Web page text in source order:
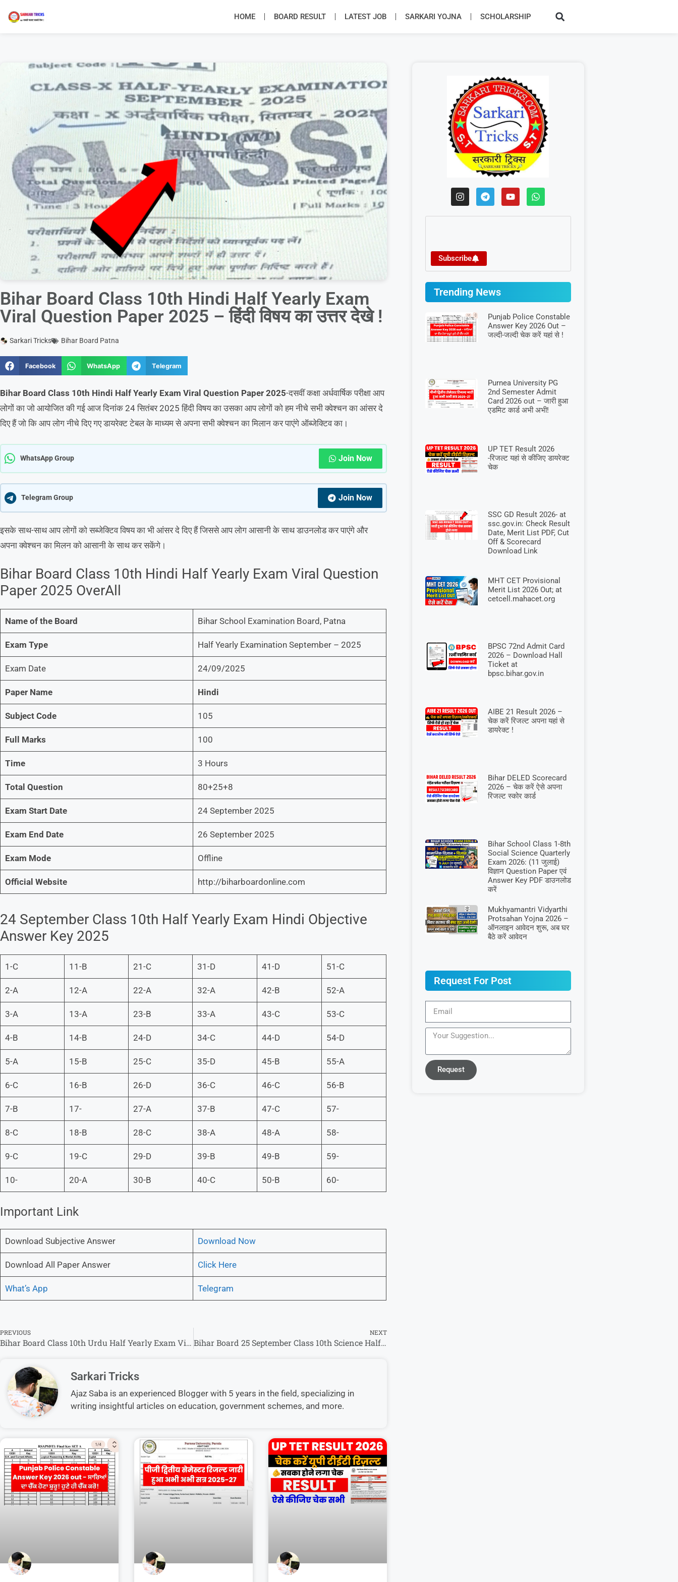
HOME BOARD RESULT LATEST JOB SARKARI YOJNA SCHOLARSHIP
Bihar Board Class 10th Hindi Half Yearly Exam
Viral Question Paper 2025 – हिंदी विषय का उत्तर देखे !
Sarkari Tricks Bihar Board Patna
Facebook WhatsApp Telegram
Bihar Board Class 10th Hindi Half Yearly Exam Viral Question Paper 2025-दसवीं कक्षा अर्धवार्षिक परीक्षा आप
लोगों का जो आयोजित की गई आज दिनांक 24 सितंबर 2025 हिंदी विषय का उसका आप लोगों को हम नीचे सभी क्वेश्चन का आंसर दे
दिए हैं जो कि आप लोग नीचे दिए गए डायरेक्ट टेबल के माध्यम से अपना सभी क्वेश्चन का मिलान कर पाएंगे ऑब्जेक्टिव का।
WhatsApp Group Join Now
Telegram Group Join Now
इसके साथ-साथ आप लोगों को सब्जेक्टिव विषय का भी आंसर दे दिए हैं जिससे आप लोग आसानी के साथ डाउनलोड कर पाएंगे और
अपना क्वेश्चन का मिलन को आसानी के साथ कर सकेंगे।
Bihar Board Class 10th Hindi Half Yearly Exam Viral Question
Paper 2025 OverAll
Name of the Board Bihar School Examination Board, Patna
Exam Type Half Yearly Examination September – 2025
Exam Date 24/09/2025
Paper Name Hindi
Subject Code 105
Full Marks 100
Time 3 Hours
Total Question 80+25+8
Exam Start Date 24 September 2025
Exam End Date 26 September 2025
Exam Mode Offline
Official Website http://biharboardonline.com
24 September Class 10th Half Yearly Exam Hindi Objective
Answer Key 2025
1-C 11-B 21-C 31-D 41-D 51-C
2-A 12-A 22-A 32-A 42-B 52-A
3-A 13-A 23-B 33-A 43-C 53-C
4-B 14-B 24-D 34-C 44-D 54-D
5-A 15-B 25-C 35-D 45-B 55-A
6-C 16-B 26-D 36-C 46-C 56-B
7-B 17- 27-A 37-B 47-C 57-
8-C 18-B 28-C 38-A 48-A 58-
9-C 19-C 29-D 39-B 49-B 59-
10- 20-A 30-B 40-C 50-B 60-
Important Link
Download Subjective Answer Download Now
Download All Paper Answer Click Here
What’s App Telegram
PREVIOUS
Bihar Board Class 10th Urdu Half Yearly Exam Viral Question Paper 2025 – उर्दू विषय का उत्तर देखे !
NEXT
Bihar Board 25 September Class 10th Science Half Yearly Exam Paper 2025 – वायरल क्वेश्चन आंसर यहां से देखें
Sarkari Tricks
Ajaz Saba is an experienced Blogger with 5 years in the field, specializing in
writing insightful articles on education, government schemes, and more.
Subscribe
Trending News
Punjab Police Constable
Answer Key 2026 Out –
जल्दी-जल्दी चेक करें यहां से !
Purnea University PG
2nd Semester Admit
Card 2026 out – जारी हुआ
एडमिट कार्ड अभी अभी!
UP TET Result 2026
-रिजल्ट यहां से कीजिए डायरेक्ट
चेक
SSC GD Result 2026- at
ssc.gov.in: Check Result
Date, Merit List PDF, Cut
Off & Scorecard
Download Link
MHT CET Provisional
Merit List 2026 Out; at
cetcell.mahacet.org
BPSC 72nd Admit Card
2026 – Download Hall
Ticket at
bpsc.bihar.gov.in
AIBE 21 Result 2026 –
चेक करें रिजल्ट अपना यहां से
डायरेक्ट !
Bihar DELED Scorecard
2026 – चेक करें ऐसे अपना
रिजल्ट स्कोर कार्ड
Bihar School Class 1-8th
Social Science Quarterly
Exam 2026: (11 जुलाई)
विज्ञान Question Paper एवं
Answer Key PDF डाउनलोड
करें
Mukhyamantri Vidyarthi
Protsahan Yojna 2026 –
ऑनलाइन आवेदन शुरू, अब घर
बैठे करें आवेदन
Request For Post
Request